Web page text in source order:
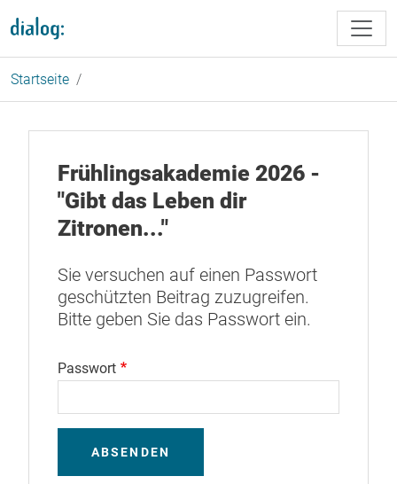
Startseite
Frühlingsakademie 2026 -
"Gibt das Leben dir
Zitronen..."
Sie versuchen auf einen Passwort
geschützten Beitrag zuzugreifen.
Bitte geben Sie das Passwort ein.
Passwort
ABSENDEN